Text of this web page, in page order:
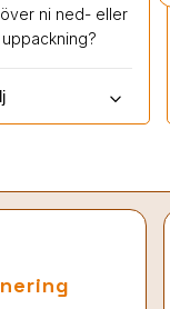
ni ned- eller
uppackning?
keyboard_arrow_down